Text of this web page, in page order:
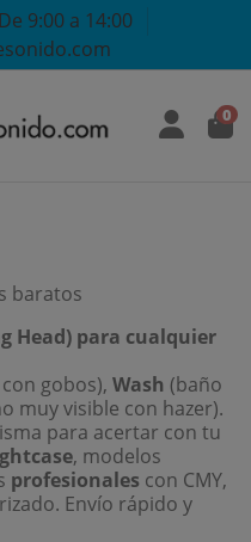
De 9:00 a 14:00
0
baratos
Head) para cualquier
gobos), Wash (baño
muy visible con hazer).
para acertar con tu
, modelos
profesionales con CMY,
Envío rápido y